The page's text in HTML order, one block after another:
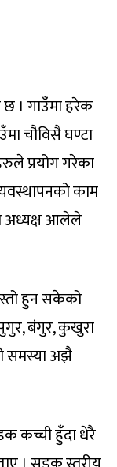
। गाउँमा हरेक
चौविसै घण्टा
प्रयोग गरेका
काम
अध्यक्ष आलेले
हुन सकेको
बंगुर, कुखुरा
समस्या अझै
कच्ची हुँदा धेरै